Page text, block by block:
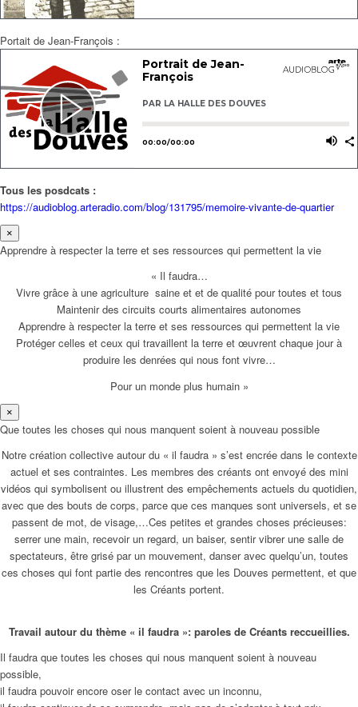
Portait de Jean-François :
Tous les posdcats :
https://audioblog.arteradio.com/blog/131795/memoire-vivante-de-quartier
×
Apprendre à respecter la terre et ses ressources qui permettent la vie
« Il faudra…
Vivre grâce à une agriculture saine et et de qualité pour toutes et tous
Maintenir des circuits courts alimentaires autonomes
Apprendre à respecter la terre et ses ressources qui permettent la vie
Protéger celles et ceux qui travaillent la terre et œuvrent chaque jour à
produire les denrées qui nous font vivre…
Pour un monde plus humain »
×
Que toutes les choses qui nous manquent soient à nouveau possible
Notre création collective autour du « il faudra » s’est encrée dans le contexte
actuel et ses contraintes. Les membres des créants ont envoyé des mini
vidéos qui symbolisent ou illustrent des empêchements actuels du quotidien,
avec que des bouts de corps, parce que ces manques sont universels, et se
passent de mot, de visage,…Ces petites et grandes choses précieuses:
serrer une main, recevoir un regard, un baiser, sentir vibrer une salle de
spectateurs, être grisé par un mouvement, danser avec quelqu’un, toutes
ces choses qui font partie des rencontres que les Douves permettent, et que
les Créants portent.
Travail autour du thème « il faudra »: paroles de Créants reccueillies.
Il faudra que toutes les choses qui nous manquent soient à nouveau
possible,
il faudra pouvoir encore oser le contact avec un inconnu,